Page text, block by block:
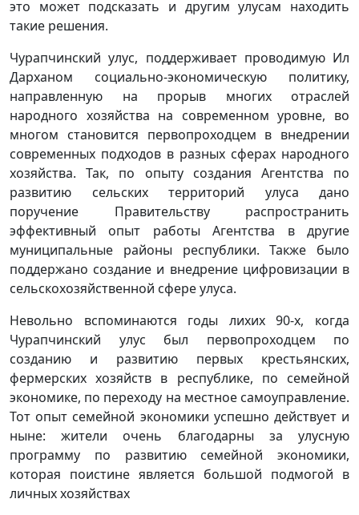
это может подсказать и другим улусам находить
такие решения.
Чурапчинский улус, поддерживает проводимую Ил
Дарханом социально-экономическую политику,
направленную на прорыв многих отраслей
народного хозяйства на современном уровне, во
многом становится первопроходцем в внедрении
современных подходов в разных сферах народного
хозяйства. Так, по опыту создания Агентства по
развитию сельских территорий улуса дано
поручение Правительству распространить
эффективный опыт работы Агентства в другие
муниципальные районы республики. Также было
поддержано создание и внедрение цифровизации в
сельскохозяйственной сфере улуса.
Невольно вспоминаются годы лихих 90-х, когда
Чурапчинский улус был первопроходцем по
созданию и развитию первых крестьянских,
фермерских хозяйств в республике, по семейной
экономике, по переходу на местное самоуправление.
Тот опыт семейной экономики успешно действует и
ныне: жители очень благодарны за улусную
программу по развитию семейной экономики,
которая поистине является большой подмогой в
личных хозяйствах